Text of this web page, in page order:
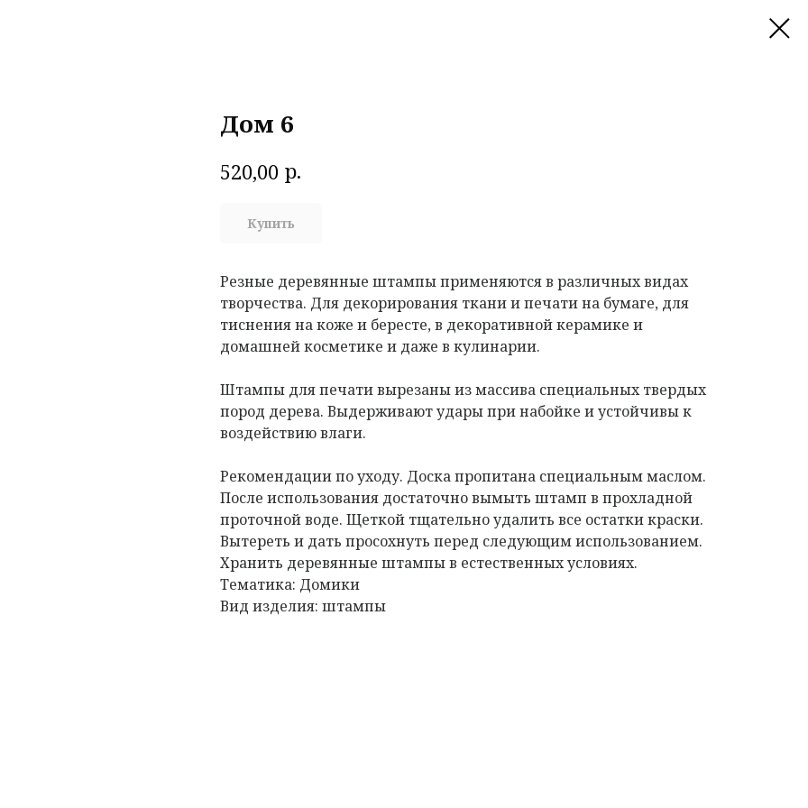
Дом 6
520,00 р.
Купить
Резные деревянные штампы применяются в различных видах
творчества. Для декорирования ткани и печати на бумаге, для
тиснения на коже и бересте, в декоративной керамике и
домашней косметике и даже в кулинарии.
Штампы для печати вырезаны из массива специальных твердых
пород дерева. Выдерживают удары при набойке и устойчивы к
воздействию влаги.
Рекомендации по уходу. Доска пропитана специальным маслом.
После использования достаточно вымыть штамп в прохладной
проточной воде. Щеткой тщательно удалить все остатки краски.
Вытереть и дать просохнуть перед следующим использованием.
Хранить деревянные штампы в естественных условиях.
Тематика: Домики
Вид изделия: штампы